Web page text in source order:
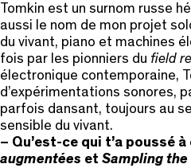
Tomkin est un surnom russe
aussi le nom de mon projet
du vivant, piano et machines
fois par les pionniers du field
électronique contemporaine,
d’expérimentations sonores,
parfois dansant, toujours au
sensible du vivant.
– Qu’est-ce qui t’a poussé à
augmentées et Sampling